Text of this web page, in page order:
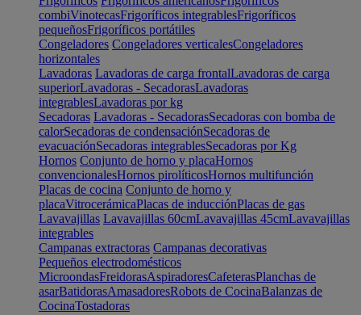
combiVinotecasFrigoríficos integrablesFrigoríficos
pequeñosFrigoríficos portátiles
Congeladores Congeladores verticalesCongeladores
horizontales
Lavadoras Lavadoras de carga frontalLavadoras de carga
superiorLavadoras - SecadorasLavadoras
integrablesLavadoras por kg
Secadoras Lavadoras - SecadorasSecadoras con bomba de
calorSecadoras de condensaciónSecadoras de
evacuaciónSecadoras integrablesSecadoras por Kg
Hornos Conjunto de horno y placaHornos
convencionalesHornos pirolíticosHornos multifunción
Placas de cocina Conjunto de horno y
placaVitrocerámicaPlacas de inducciónPlacas de gas
Lavavajillas Lavavajillas 60cmLavavajillas 45cmLavavajillas
integrables
Campanas extractoras Campanas decorativas
Pequeños electrodomésticos
MicroondasFreidorasAspiradoresCafeterasPlanchas de
asarBatidorasAmasadoresRobots de CocinaBalanzas de
CocinaTostadoras